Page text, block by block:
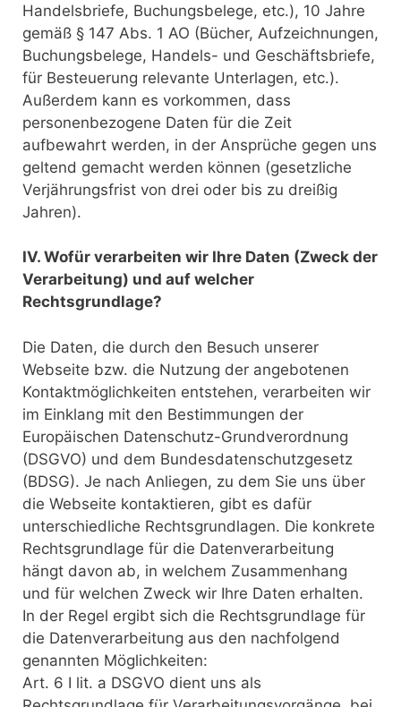
Handelsbriefe, Buchungsbelege, etc.), 10 Jahre
gemäß § 147 Abs. 1 AO (Bücher, Aufzeichnungen,
Buchungsbelege, Handels- und Geschäftsbriefe,
für Besteuerung relevante Unterlagen, etc.).
Außerdem kann es vorkommen, dass
personenbezogene Daten für die Zeit
aufbewahrt werden, in der Ansprüche gegen uns
geltend gemacht werden können (gesetzliche
Verjährungsfrist von drei oder bis zu dreißig
Jahren).
IV. Wofür verarbeiten wir Ihre Daten (Zweck der
Verarbeitung) und auf welcher
Rechtsgrundlage?
Die Daten, die durch den Besuch unserer
Webseite bzw. die Nutzung der angebotenen
Kontaktmöglichkeiten entstehen, verarbeiten wir
im Einklang mit den Bestimmungen der
Europäischen Datenschutz-Grundverordnung
(DSGVO) und dem Bundesdatenschutzgesetz
(BDSG). Je nach Anliegen, zu dem Sie uns über
die Webseite kontaktieren, gibt es dafür
unterschiedliche Rechtsgrundlagen. Die konkrete
Rechtsgrundlage für die Datenverarbeitung
hängt davon ab, in welchem Zusammenhang
und für welchen Zweck wir Ihre Daten erhalten.
In der Regel ergibt sich die Rechtsgrundlage für
die Datenverarbeitung aus den nachfolgend
genannten Möglichkeiten:
Art. 6 I lit. a DSGVO dient uns als